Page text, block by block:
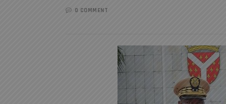
0 COMMENT